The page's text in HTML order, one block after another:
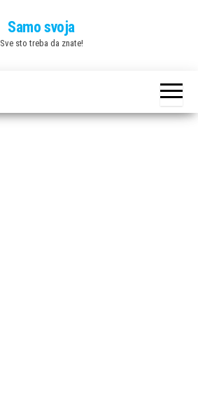
Samo svoja
Sve sto treba da znate!